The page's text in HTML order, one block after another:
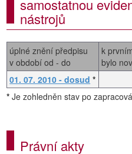
samostatnou
nástrojů
úplné znění předpisu
v období od - do
k
bylo
01. 07. 2010 - dosud *
* Je zohledněn stav po
Právní akty